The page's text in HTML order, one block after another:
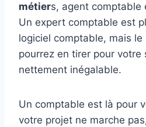
métiers, agent comptable
Un expert comptable est
logiciel comptable, mais
pourrez en tirer pour votre
nettement inégalable.
Un comptable est là pour
votre projet ne marche